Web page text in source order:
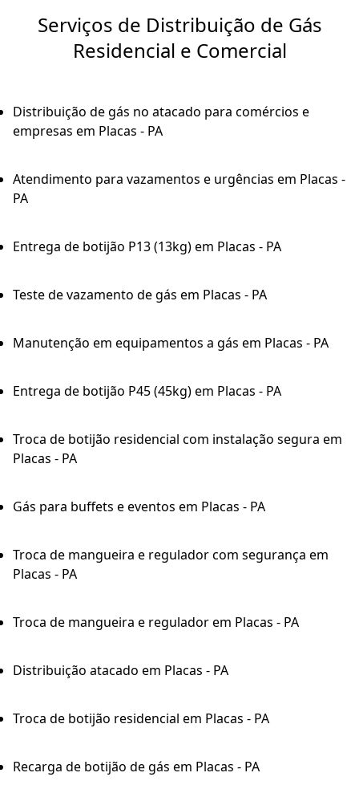
Serviços de Distribuição de Gás
Residencial e Comercial
Distribuição de gás no atacado para comércios e
empresas em Placas - PA
Atendimento para vazamentos e urgências em Placas -
PA
Entrega de botijão P13 (13kg) em Placas - PA
Teste de vazamento de gás em Placas - PA
Manutenção em equipamentos a gás em Placas - PA
Entrega de botijão P45 (45kg) em Placas - PA
Troca de botijão residencial com instalação segura em
Placas - PA
Gás para buffets e eventos em Placas - PA
Troca de mangueira e regulador com segurança em
Placas - PA
Troca de mangueira e regulador em Placas - PA
Distribuição atacado em Placas - PA
Troca de botijão residencial em Placas - PA
Recarga de botijão de gás em Placas - PA